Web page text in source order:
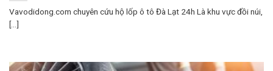
Vavodidong.com chuyên cứu hộ lốp ô tô Đà Lạt 24h Là khu vực đồi núi,
[...]